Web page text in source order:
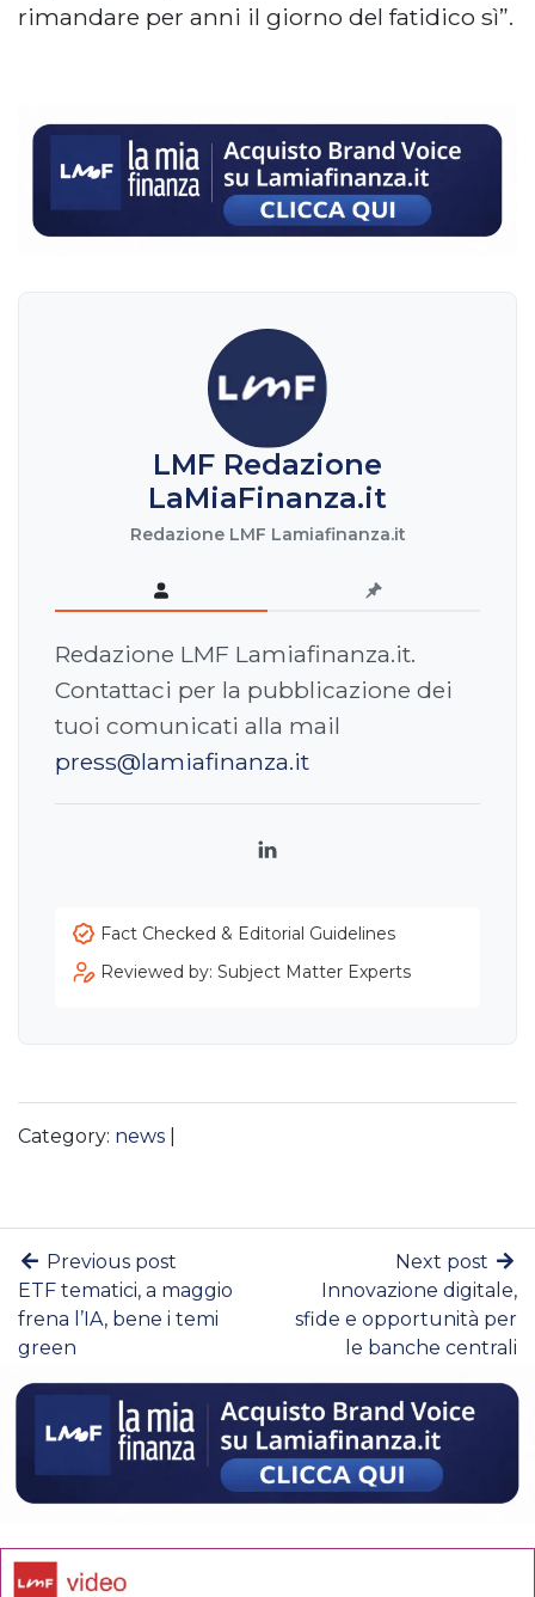
rimandare per anni il giorno del fatidico sì”.
LMF Redazione
LaMiaFinanza.it
Redazione LMF Lamiafinanza.it
Redazione LMF Lamiafinanza.it.
Contattaci per la pubblicazione dei
tuoi comunicati alla mail
press@lamiafinanza.it
LinkedIn
Fact Checked & Editorial Guidelines
Reviewed by: Subject Matter Experts
Category: news
Previous post
ETF tematici, a maggio
frena l’IA, bene i temi
green
Next post
Innovazione digitale,
sfide e opportunità per
le banche centrali